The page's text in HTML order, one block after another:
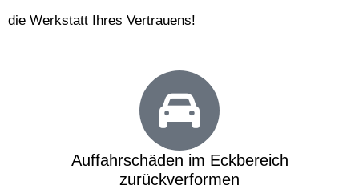
die Werkstatt Ihres Vertrauens!
Auffahrschäden im Eckbereich
zurückverformen